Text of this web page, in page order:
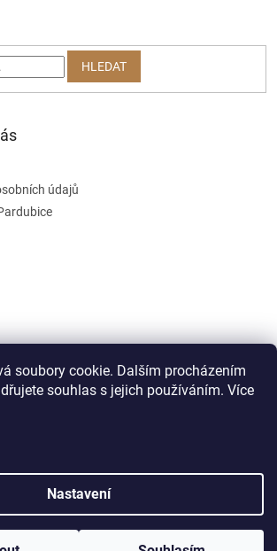
soubory cookie. Dalším procházením
souhlas s jejich používáním. Více
Nastavení
HLEDAT
údajů
Wombat Games